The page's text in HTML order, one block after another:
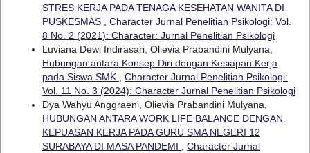
STRES KERJA PADA TENAGA KESEHATAN WANITA DI
PUSKESMAS
Character Jurnal Penelitian Psikologi: Vol.
8 No. 2 (2021): Character: Jurnal Penelitian Psikologi
Luviana Dewi Indirasari, Olievia Prabandini Mulyana,
Hubungan antara Konsep Diri dengan Kesiapan Kerja
pada Siswa SMK
Character Jurnal Penelitian Psikologi:
Vol. 11 No. 3 (2024): Character Jurnal Penelitian Psikologi
Dya Wahyu Anggraeni, Olievia Prabandini Mulyana,
HUBUNGAN ANTARA WORK LIFE BALANCE DENGAN
KEPUASAN KERJA PADA GURU SMA NEGERI 12
SURABAYA DI MASA PANDEMI
Character Jurnal